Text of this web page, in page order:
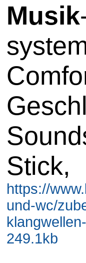
Musik
Stick,
https://
und-wc/
249.1kb